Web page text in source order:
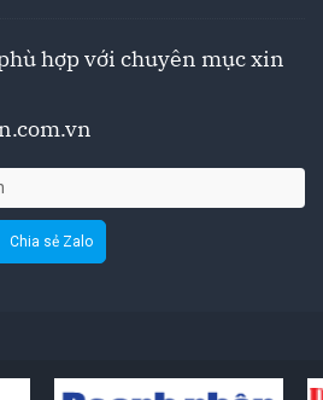
hợp với chuyên mục xin
Chia sẻ Zalo